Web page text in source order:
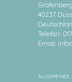
40237
Telefon:
Email:
ALLGEMEINES